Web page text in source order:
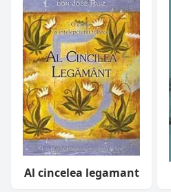
Al cincelea legamant